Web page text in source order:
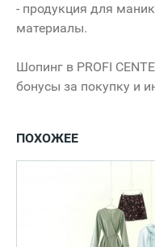
- продукция для
материалы.
Шопинг в PROFI
бонусы за покупку и
ПОХОЖЕЕ